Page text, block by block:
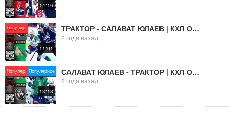
14:16
Популяр.
11:01
ТРАКТОР - САЛАВАТ ЮЛАЕВ | КХЛ Обзор Кубка Гагарина 2024 | Матч №6 | «Трактор» идет дальше за ????
2 года назад
Популяр. Популярное
13:13
САЛАВАТ ЮЛАЕВ - ТРАКТОР | КХЛ Обзор Кубка Гагарина 2024 | Матч №2
2 года назад